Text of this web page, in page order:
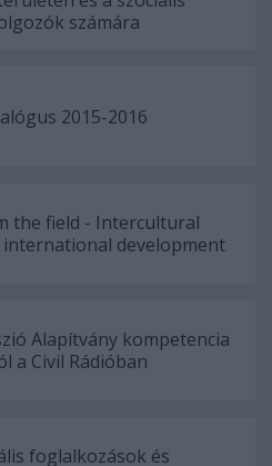
számára
2015-2016
the field - Intercultural
development
Alapítvány kompetencia
a Civil Rádióban
foglalkozások és